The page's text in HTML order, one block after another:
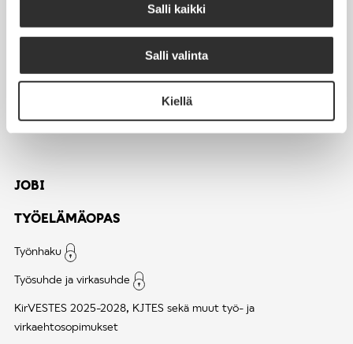
Salli kaikki
Salli valinta
Kiellä
Uutiset
JOBI
TYÖELÄMÄOPAS
Työnhaku
Työsuhde ja virkasuhde
KirVESTES 2025-2028, KJTES sekä muut työ- ja
virkaehtosopimukset